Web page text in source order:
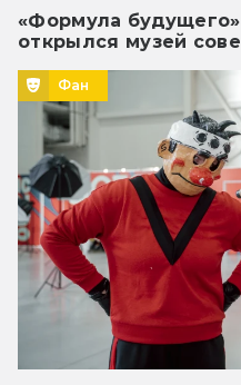
«Формула
открылся музей
Фан